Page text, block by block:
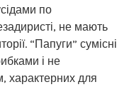
по
не мають
“Папуги” сумісні
і не
характерних для